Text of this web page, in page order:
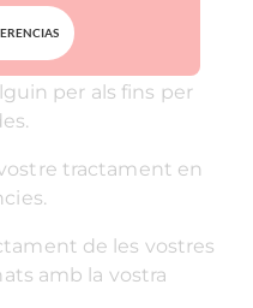
inexactes.
entre altres
per als fins per
tractament en
de les vostres
amb la vostra